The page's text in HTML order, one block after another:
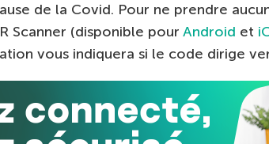
de la Covid. Pour ne prendre
Scanner (disponible pour Android et
vous indiquera si le code dirige